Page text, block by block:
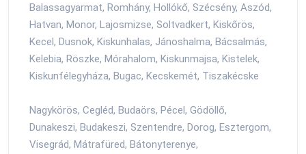
Balassagyarmat, Romhány, Hollókő, Szécsény, Aszód,
Hatvan, Monor, Lajosmizse, Soltvadkert, Kiskőrös,
Kecel, Dusnok, Kiskunhalas, Jánoshalma, Bácsalmás,
Kelebia, Röszke, Mórahalom, Kiskunmajsa, Kistelek,
Kiskunfélegyháza, Bugac, Kecskemét, Tiszakécske
Nagykörös, Cegléd, Budaörs, Pécel, Gödöllő,
Dunakeszi, Budakeszi, Szentendre, Dorog, Esztergom,
Visegrád, Mátrafüred, Bátonyterenye,